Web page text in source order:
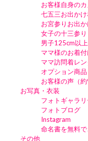
お客様自身の
七五三お出か
お宮参りお出
女子の十三参
男子125cm以
ママ様のお着
ママ訪問着レ
オプション商品
お客様の声（
お写真・衣装
フォトギャラリ
フォトブログ
Instagram
命名書を無料
その他